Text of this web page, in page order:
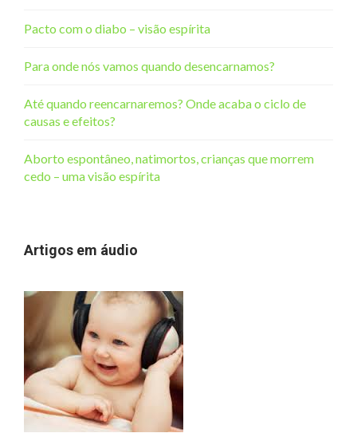
Pacto com o diabo – visão espírita
Para onde nós vamos quando desencarnamos?
Até quando reencarnaremos? Onde acaba o ciclo de
causas e efeitos?
Aborto espontâneo, natimortos, crianças que morrem
cedo – uma visão espírita
Artigos em áudio